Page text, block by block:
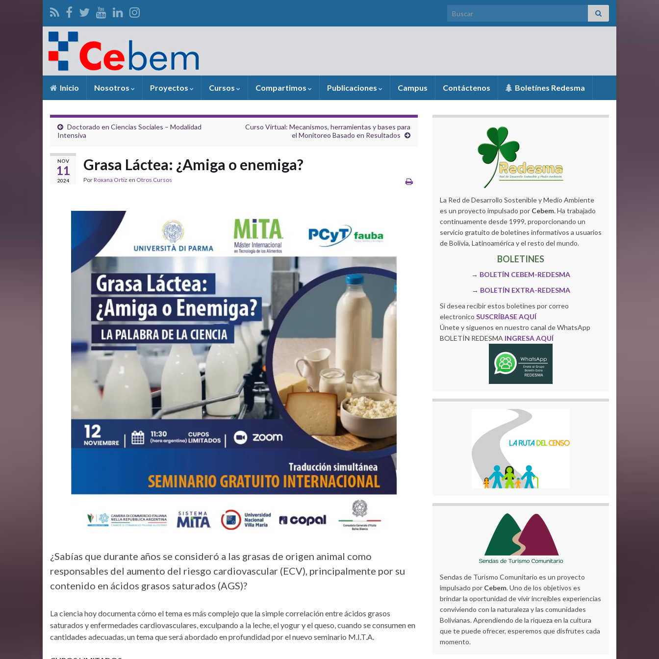
Search for:
Inicio Nosotros Proyectos Cursos Compartimos Publicaciones Campus Contáctenos Boletínes Redesma
Doctorado en Ciencias Sociales – Modalidad
Intensiva
Curso Virtual: Mecanismos, herramientas y bases para
el Monitoreo Basado en Resultados
NOV
11
2024
Grasa Láctea: ¿Amiga o enemiga?
PorRoxana Ortiz en Otros Cursos
¿Sabías que durante años se consideró a las grasas de origen animal como
responsables del aumento del riesgo cardiovascular (ECV), principalmente por su
contenido en ácidos grasos saturados (AGS)?
La ciencia hoy documenta cómo el tema es más complejo que la simple correlación entre ácidos grasos
saturados y enfermedades cardiovasculares, exculpando a la leche, el yogur y el queso, cuando se consumen en
cantidades adecuadas, un tema que será abordado en profundidad por el nuevo seminario M.I.T.A.
La Red de Desarrollo Sostenible y Medio Ambiente
es un proyecto impulsado por Cebem. Ha trabajado
continuamente desde 1999, proporcionando un
servicio gratuito de boletines informativos a usuarios
de Bolivia, Latinoamérica y el resto del mundo.
BOLETINES
→ BOLETÍN CEBEM-REDESMA
→ BOLETÍN EXTRA-REDESMA
Si desea recibir estos boletines por correo
electronico SUSCRÍBASE AQUÍ
Únete y siguenos en nuestro canal de WhatsApp
BOLETÍN REDESMA INGRESA AQUÍ
Sendas de Turismo Comunitario es un proyecto
impulsado por Cebem. Uno de los objetivos es
brindar la oportunidad de vivir increíbles experiencias
conviviendo con la naturaleza y las comunidades
Bolivianas. Aprendiendo de la riqueza en la cultura
que te puede ofrecer, esperemos que disfrutes cada
momento.